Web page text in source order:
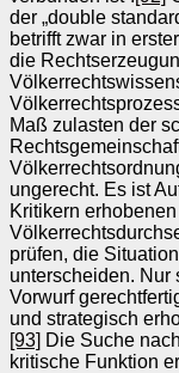
der „double
betrifft zwar in
die
Maß zulasten der
ungerecht. Es ist
Kritikern
prüfen, die
unterscheiden. Nur
Vorwurf
und strategisch
[93] Die Suche
kritische Funktion